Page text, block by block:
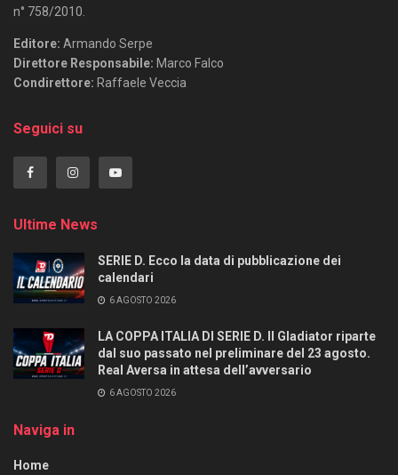
n° 758/2010.
Editore: Armando Serpe
Direttore Responsabile: Marco Falco
Condirettore: Raffaele Veccia
Seguici su
Ultime News
SERIE D. Ecco la data di pubblicazione dei
calendari
6 AGOSTO 2026
LA COPPA ITALIA DI SERIE D. Il Gladiator riparte
dal suo passato nel preliminare del 23 agosto.
Real Aversa in attesa dell’avversario
6 AGOSTO 2026
Naviga in
Home